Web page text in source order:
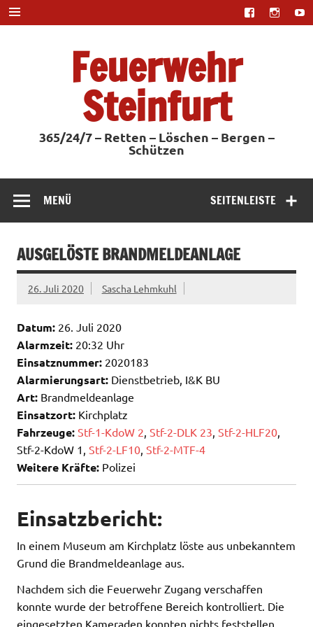
Zum
Inhalt
springen
Feuerwehr
Steinfurt
365/24/7 – Retten – Löschen – Bergen –
Schützen
SEITENLEISTE
MENÜ
AUSGELÖSTE BRANDMELDEANLAGE
26. Juli 2020 Sascha Lehmkuhl
Datum: 26. Juli 2020
Alarmzeit: 20:32 Uhr
Einsatznummer: 2020183
Alarmierungsart: Dienstbetrieb, I&K BU
Art: Brandmeldeanlage
Einsatzort: Kirchplatz
Fahrzeuge: Stf-1-KdoW 2 Stf-2-DLK 23 Stf-2-HLF20
Stf-2-KdoW 1, Stf-2-LF10 Stf-2-MTF-4
Weitere Kräfte: Polizei
Einsatzbericht:
In einem Museum am Kirchplatz löste aus unbekanntem
Grund die Brandmeldeanlage aus.
Nachdem sich die Feuerwehr Zugang verschaffen
konnte wurde der betroffene Bereich kontrolliert. Die
eingesetzten Kameraden konnten nichts feststellen,